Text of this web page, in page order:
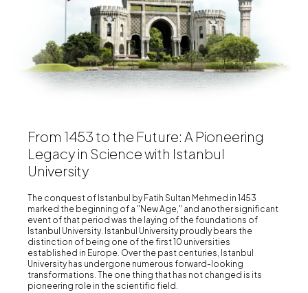
From 1453 to the Future: A Pioneering
Legacy in Science with Istanbul
University
The conquest of Istanbul by Fatih Sultan Mehmed in 1453
marked the beginning of a "New Age," and another significant
event of that period was the laying of the foundations of
Istanbul University. Istanbul University proudly bears the
distinction of being one of the first 10 universities
established in Europe. Over the past centuries, Istanbul
University has undergone numerous forward-looking
transformations. The one thing that has not changed is its
pioneering role in the scientific field.